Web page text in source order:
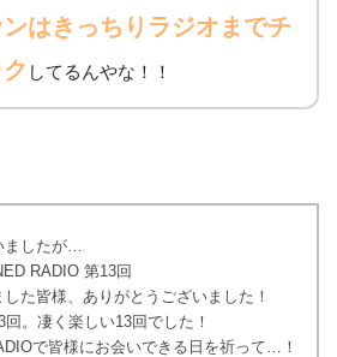
ンはきっちりラジオまでチ
してるんやな！！
したが…
RADIO 第13回
た皆様、ありがとうございました！
。凄く楽しい13回でした！
で皆様にお会いできる日を祈って…！